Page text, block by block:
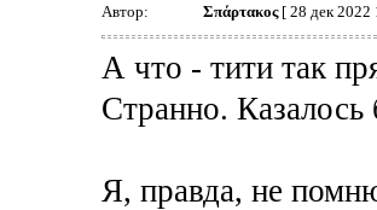
Автор: Σπάρτακος[ 28 дек 2022
А что - тити так
Странно.
Я, правда, не